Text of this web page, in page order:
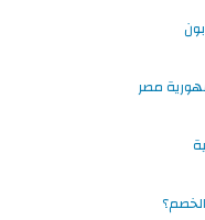
مصر